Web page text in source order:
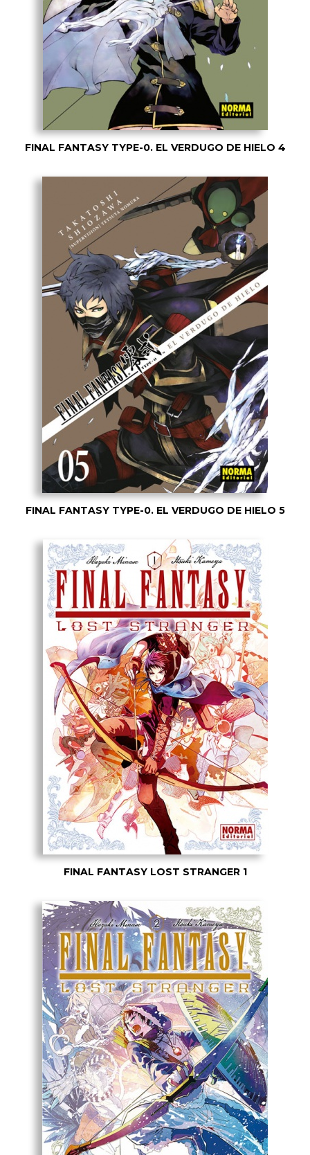
FINAL FANTASY TYPE-0. EL VERDUGO DE HIELO 4
FINAL FANTASY TYPE-0. EL VERDUGO DE HIELO 5
FINAL FANTASY LOST STRANGER 1